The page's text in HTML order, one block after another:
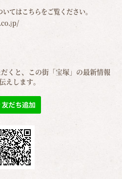
てはこちらをご覧ください。
くと、この街「宝塚」の最新情報
えします。